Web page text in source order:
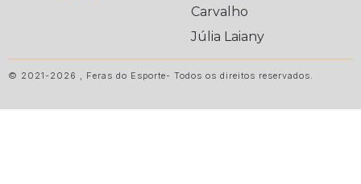
Carvalho
Júlia Laiany
© 2021-2026 , Feras do Esporte- Todos os direitos reservados.